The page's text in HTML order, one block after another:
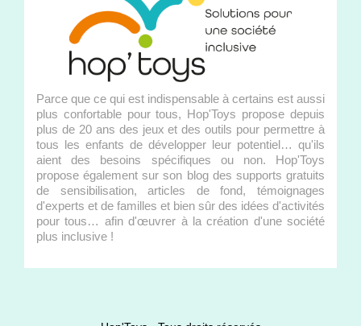
Parce que ce qui est indispensable à certains est aussi
plus confortable pour tous, Hop'Toys propose depuis
plus de 20 ans des jeux et des outils pour permettre à
tous les enfants de développer leur potentiel… qu'ils
aient des besoins spécifiques ou non. Hop'Toys
propose également sur son blog des supports gratuits
de sensibilisation, articles de fond, témoignages
d'experts et de familles et bien sûr des idées d'activités
pour tous… afin d'œuvrer à la création d'une société
plus inclusive !